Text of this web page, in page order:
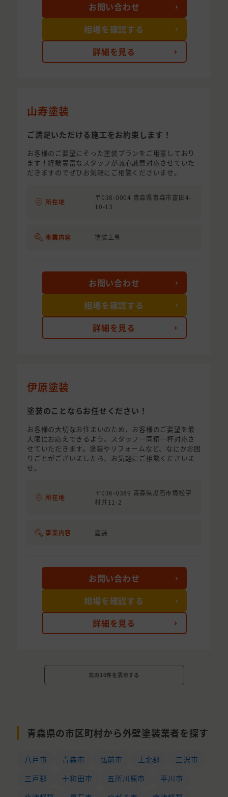
詳細を見る
お問い合わせ
相場を確認する
山寿塗装
ご満足いただける施工をお約束します！
お客様のご要望にそった塗装プランをご用意しており
ます！経験豊富なスタッフが誠心誠意対応させていた
だきますのでぜひお気軽にご相談くださいませ。
所在地
〒038-0004 青森県青森市富田4-
10-13
事業内容 塗装工事
詳細を見る
お問い合わせ
相場を確認する
伊原塗装
塗装のことならお任せください！
お客様の大切なお住まいのため、お客様のご要望を最
大限にお応えできるよう、スタッフ一同精一杯対応さ
せていただきます。塗装やリフォームなど、なにかお困
りごとがございましたら、お気軽にご相談くださいま
せ。
所在地
〒036-0389 青森県黒石市境松宇
村井11-2
事業内容 塗装
詳細を見る
お問い合わせ
相場を確認する
次の10件を表示する
青森県の市区町村から外壁塗装業者を探す
八戸市 青森市 弘前市 上北郡
三沢市
三戸郡
十和田市 五所川原市
平川市